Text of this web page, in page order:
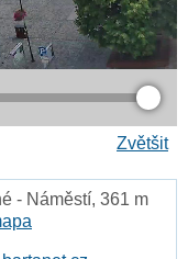
Zvětšit
- Náměstí, 361 m